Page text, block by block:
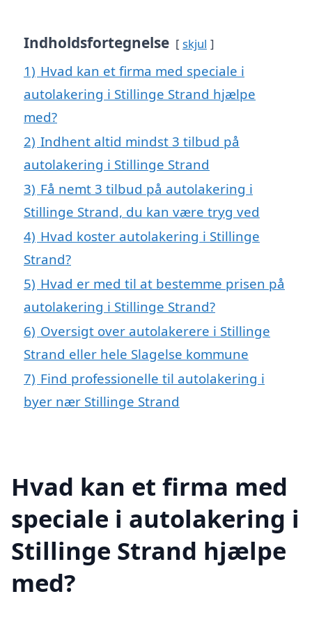
Indholdsfortegnelse skjul
1) Hvad kan et firma med speciale i
autolakering i Stillinge Strand hjælpe
med?
2) Indhent altid mindst 3 tilbud på
autolakering i Stillinge Strand
3) Få nemt 3 tilbud på autolakering i
Stillinge Strand, du kan være tryg ved
4) Hvad koster autolakering i Stillinge
Strand?
5) Hvad er med til at bestemme prisen på
autolakering i Stillinge Strand?
6) Oversigt over autolakerere i Stillinge
Strand eller hele Slagelse kommune
7) Find professionelle til autolakering i
byer nær Stillinge Strand
Hvad kan et firma med
speciale i autolakering i
Stillinge Strand hjælpe
med?